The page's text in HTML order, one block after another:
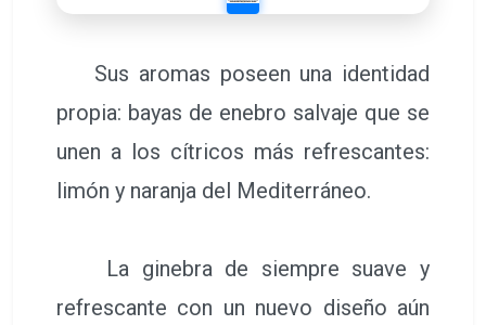
Sus aromas poseen una identidad
propia: bayas de enebro salvaje que se
unen a los cítricos más refrescantes:
limón y naranja del Mediterráneo.
La ginebra de siempre suave y
refrescante con un nuevo diseño aún